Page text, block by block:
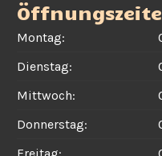
Montag:
Dienstag:
Mittwoch:
Donnerstag: